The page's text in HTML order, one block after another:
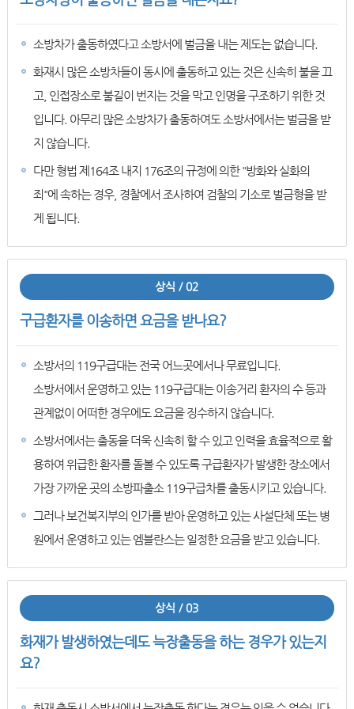
소방차가 출동하였다고 소방서에 벌금을 내는 제도는 없습니다.
화재시 많은 소방차들이 동시에 출동하고 있는 것은 신속히 불을 끄
고, 인접장소로 불길이 번지는 것을 막고 인명을 구조하기 위한 것
입니다. 아무리 많은 소방차가 출동하여도 소방서에서는 벌금을 받
지 않습니다.
다만 형법 제164조 내지 176조의 규정에 의한 "방화와 실화의
죄"에 속하는 경우, 경찰에서 조사하여 검찰의 기소로 벌금형을 받
게 됩니다.
상식 / 02
구급환자를 이송하면 요금을 받나요?
소방서의 119구급대는 전국 어느곳에서나 무료입니다.
소방서에서 운영하고 있는 119구급대는 이송거리 환자의 수 등과
관계없이 어떠한 경우에도 요금을 징수하지 않습니다.
소방서에서는 출동을 더욱 신속히 할 수 있고 인력을 효율적으로 활
용하여 위급한 환자를 돌볼 수 있도록 구급환자가 발생한 장소에서
가장 가까운 곳의 소방파출소 119구급차를 출동시키고 있습니다.
그러나 보건복지부의 인가를 받아 운영하고 있는 사설단체 또는 병
원에서 운영하고 있는 엠블란스는 일정한 요금을 받고 있습니다.
상식 / 03
화재가 발생하였는데도 늑장출동을 하는 경우가 있는지
요?